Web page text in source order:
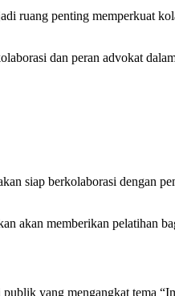
ruang penting memperkuat
dan peran advokat
siap berkolaborasi dengan
akan memberikan pelatihan
yang mengangkat tema